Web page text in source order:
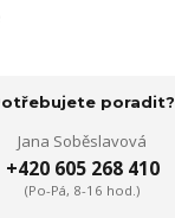
poradit?
Jana Soběslavová
+420 605 268 410
(Po-Pá, 8-16 hod.)